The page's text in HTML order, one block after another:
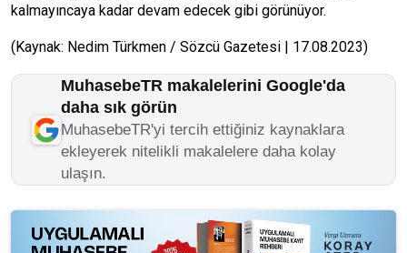
kalmayıncaya kadar devam edecek gibi görünüyor.
(Kaynak: Nedim Türkmen / Sözcü Gazetesi | 17.08.2023)
MuhasebeTR makalelerini Google'da
daha sık görün
MuhasebeTR'yi tercih ettiğiniz kaynaklara
ekleyerek nitelikli makalelere daha kolay
ulaşın.